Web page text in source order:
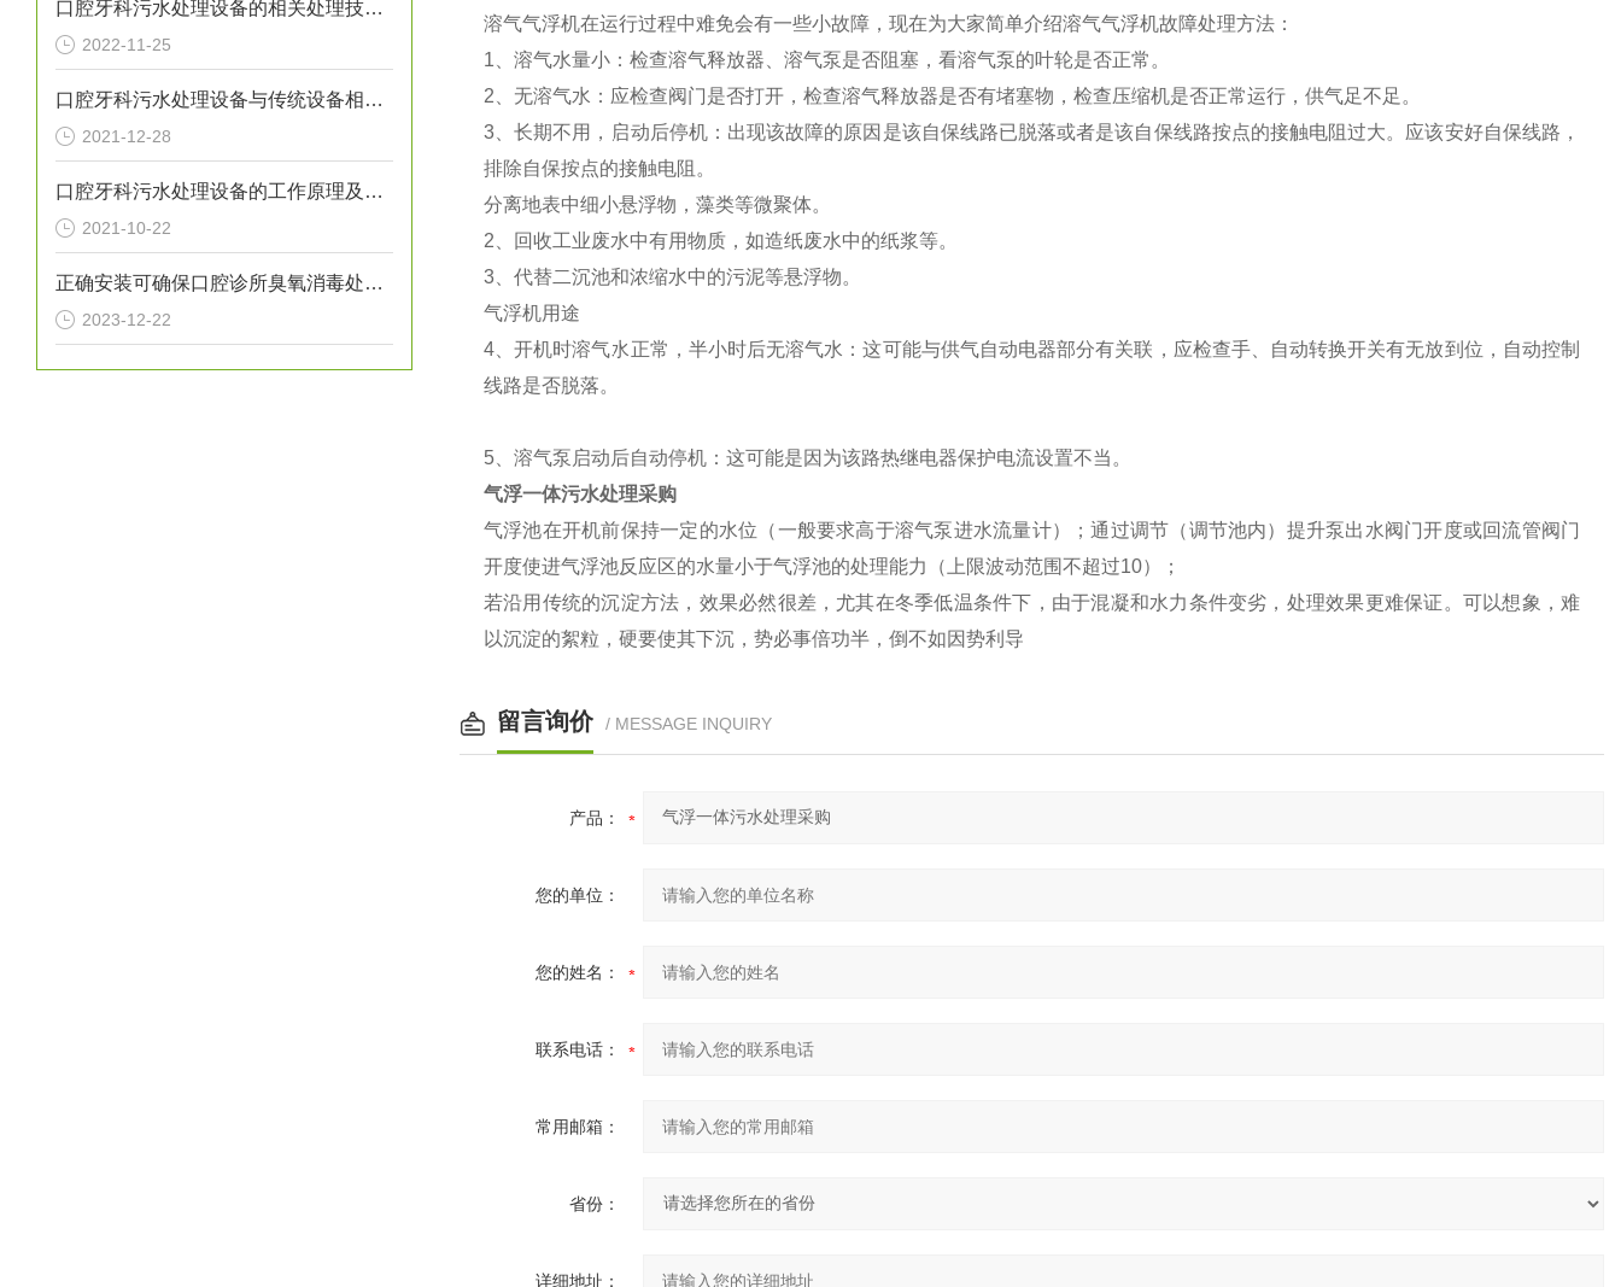
口腔牙科污水处理设备的相关处理技术介绍
2022-11-25
口腔牙科污水处理设备与传统设备相比的优势介绍
2021-12-28
口腔牙科污水处理设备的工作原理及出故障时需采取的措施介绍
2021-10-22
正确安装可确保口腔诊所臭氧消毒处理设备提供高效的消毒效果
2023-12-22
溶气气浮机在运行过程中难免会有一些小故障，现在为大家简单介绍溶气气浮机故障处理方法：
1、溶气水量小：检查溶气释放器、溶气泵是否阻塞，看溶气泵的叶轮是否正常。
2、无溶气水：应检查阀门是否打开，检查溶气释放器是否有堵塞物，检查压缩机是否正常运行，供气足不足。
3、长期不用，启动后停机：出现该故障的原因是该自保线路已脱落或者是该自保线路按点的接触电阻过大。应该安好自保线路，
排除自保按点的接触电阻。
分离地表中细小悬浮物，藻类等微聚体。
2、回收工业废水中有用物质，如造纸废水中的纸浆等。
3、代替二沉池和浓缩水中的污泥等悬浮物。
气浮机用途
4、开机时溶气水正常，半小时后无溶气水：这可能与供气自动电器部分有关联，应检查手、自动转换开关有无放到位，自动控制
线路是否脱落。
5、溶气泵启动后自动停机：这可能是因为该路热继电器保护电流设置不当。
气浮一体污水处理采购
气浮池在开机前保持一定的水位（一般要求高于溶气泵进水流量计）；通过调节（调节池内）提升泵出水阀门开度或回流管阀门
开度使进气浮池反应区的水量小于气浮池的处理能力（上限波动范围不超过10）；
若沿用传统的沉淀方法，效果必然很差，尤其在冬季低温条件下，由于混凝和水力条件变劣，处理效果更难保证。可以想象，难
以沉淀的絮粒，硬要使其下沉，势必事倍功半，倒不如因势利导
留言询价 / MESSAGE INQUIRY
产品：
您的单位：
您的姓名：
联系电话：
常用邮箱：
省份：
详细地址：